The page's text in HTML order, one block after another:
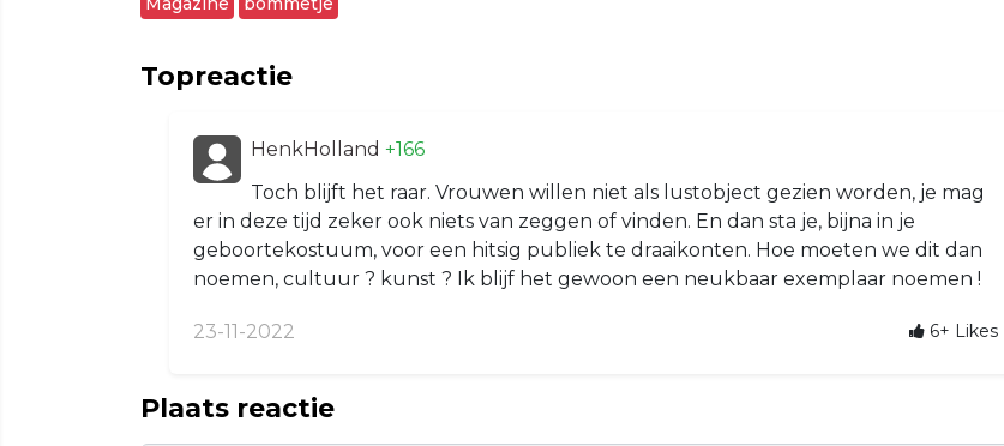
Topreactie
HenkHolland +166
Toch blijft het raar. Vrouwen willen niet als lustobject gezien worden, je mag
er in deze tijd zeker ook niets van zeggen of vinden. En dan sta je, bijna in je
geboortekostuum, voor een hitsig publiek te draaikonten. Hoe moeten we dit dan
noemen, cultuur ? kunst ? Ik blijf het gewoon een neukbaar exemplaar noemen !
23-11-2022 6+ Likes
Plaats reactie